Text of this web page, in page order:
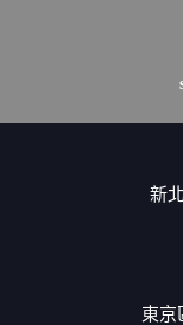
新
東京